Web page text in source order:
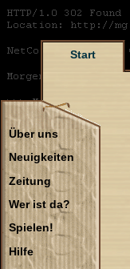
Start
Über uns
Neuigkeiten
Zeitung
Wer ist da?
Spielen!
Hilfe